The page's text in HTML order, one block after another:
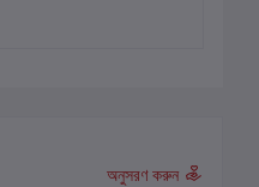
অনুসরণ করুন